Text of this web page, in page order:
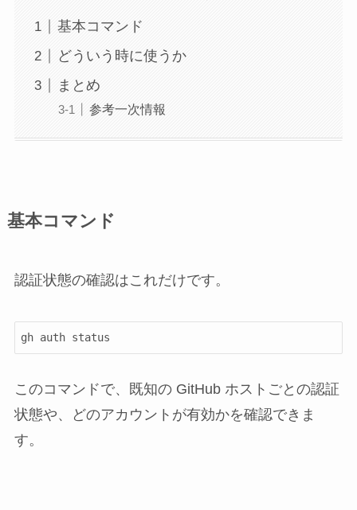
基本コマンド
どういう時に使うか
まとめ
参考一次情報
基本コマンド
認証状態の確認はこれだけです。
gh auth status
このコマンドで、既知の GitHub ホストごとの認証
状態や、どのアカウントが有効かを確認できま
す。